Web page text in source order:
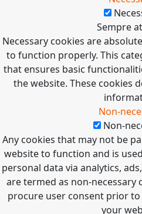
Sempre
Necessary cookies are
to function properly. This
that ensures basic
the website. These cookies
Non-
Non-
Any cookies that may not be
website to function and is
personal data via analytics,
are termed as non-necessary
procure user consent prior
your